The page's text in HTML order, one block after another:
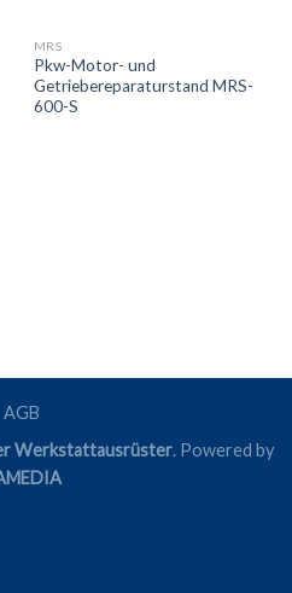
MRS
Pkw-Motor- und
Getriebereparaturstand MRS-
600-S
AGB
Werkstattausrüster. Powered by